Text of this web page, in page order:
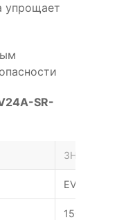
упрощает
SR-
ЗНАЧЕНИЕ
EV24A-
150